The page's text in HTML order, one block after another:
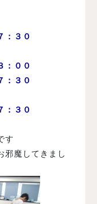
３０
００
３０
３０
す
邪魔してきまし